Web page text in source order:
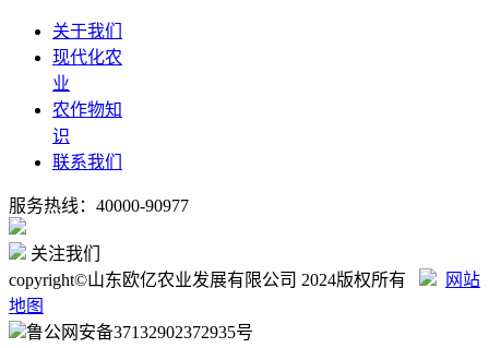
关于我们
现代化农
业
农作物知
识
联系我们
服务热线：40000-90977
关注我们
copyright©山东欧亿农业发展有限公司 2024版权所有
网站
地图
鲁公网安备37132902372935号